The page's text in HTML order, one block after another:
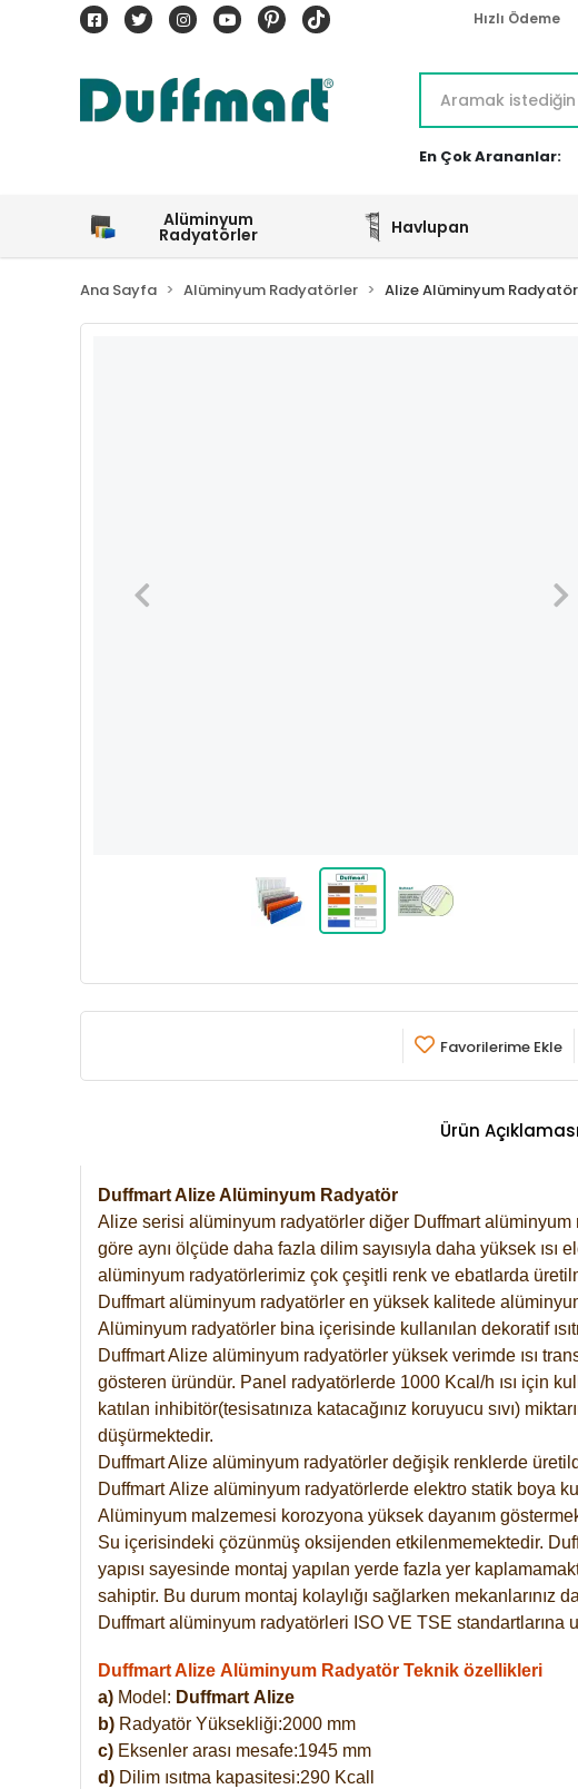
Hızlı Ödeme
En Çok Arananlar:
Alüminyum
Radyatörler Havlupan
Ana Sayfa Alüminyum Radyatörler Alize Alüminyum
Favorilerime Ekle
Ürün Açıklaması
Duffmart Alize Alüminyum Radyatör
Alize serisi alüminyum radyatörler diğer Duffmart
göre aynı ölçüde daha fazla dilim sayısıyla daha yüksek
alüminyum radyatörlerimiz çok çeşitli renk ve ebatlarda
Duffmart alüminyum radyatörler en yüksek kalitede
Alüminyum radyatörler bina içerisinde kullanılan dekoratif
Duffmart Alize alüminyum radyatörler yüksek verimde ısı
gösteren üründür. Panel radyatörlerde 1000 Kcal/h ısı için
katılan inhibitör(tesisatınıza katacağınız koruyucu sıvı)
düşürmektedir.
Duffmart Alize alüminyum radyatörler değişik renklerde
DuffmartAlize alüminyum radyatörlerde elektro statik boya
Alüminyum malzemesi korozyona yüksek dayanım
Su içerisindeki çözünmüş oksijenden etkilenmemektedir.
yapısı sayesinde montaj yapılan yerde fazla yer
sahiptir. Bu durum montaj kolaylığı sağlarken
Duffmart alüminyum radyatörleri ISO VE TSE standartlarına
Duffmart Alize Alüminyum Radyatör Teknik özellikleri
a) Model: Duffmart Alize
b) Radyatör Yüksekliği:2000 mm
c) Eksenler arası mesafe:1945 mm
d) Dilim ısıtma kapasitesi:290 Kcall